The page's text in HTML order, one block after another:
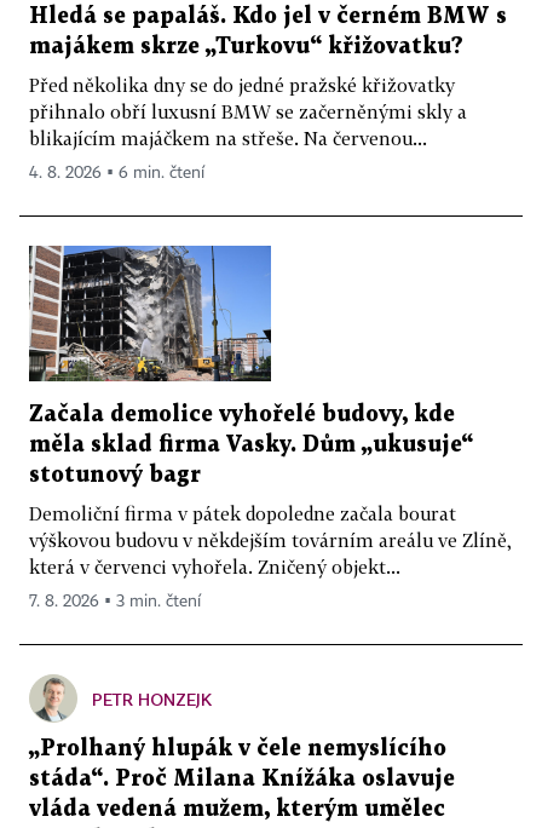
Hledá se papaláš. Kdo jel v černém BMW s
majákem skrze „Turkovu“ křižovatku?
Před několika dny se do jedné pražské křižovatky
přihnalo obří luxusní BMW se začerněnými skly a
blikajícím majáčkem na střeše. Na červenou...
4. 8. 2026 ▪ 6 min. čtení
Začala demolice vyhořelé budovy, kde
měla sklad firma Vasky. Dům „ukusuje“
stotunový bagr
Demoliční firma v pátek dopoledne začala bourat
výškovou budovu v někdejším továrním areálu ve Zlíně,
která v červenci vyhořela. Zničený objekt...
7. 8. 2026 ▪ 3 min. čtení
PETR HONZEJK
„Prolhaný hlupák v čele nemyslícího
stáda“. Proč Milana Knížáka oslavuje
vláda vedená mužem, kterým umělec